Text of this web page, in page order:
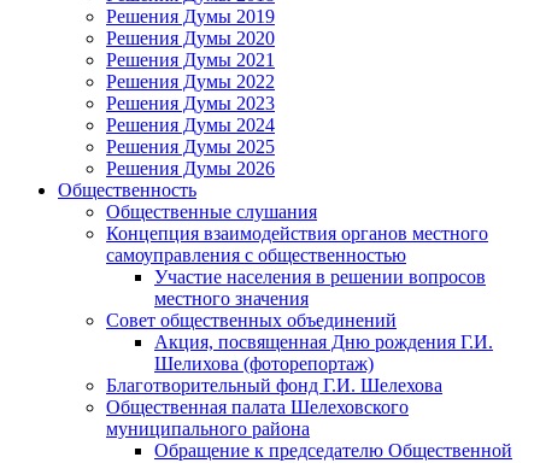
Решения Думы 2019
Решения Думы 2020
Решения Думы 2021
Решения Думы 2022
Решения Думы 2023
Решения Думы 2024
Решения Думы 2025
Решения Думы 2026
Общественность
Общественные слушания
Концепция взаимодействия органов местного
самоуправления с общественностью
Участие населения в решении вопросов
местного значения
Совет общественных объединений
Акция, посвященная Дню рождения Г.И.
Шелихова (фоторепортаж)
Благотворительный фонд Г.И. Шелехова
Общественная палата Шелеховского
муниципального района
Обращение к председателю Общественной